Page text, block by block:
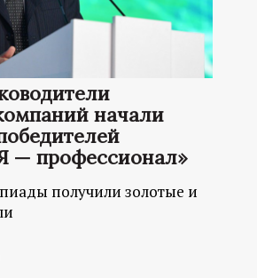
начали
— профессионал»
получили золотые и